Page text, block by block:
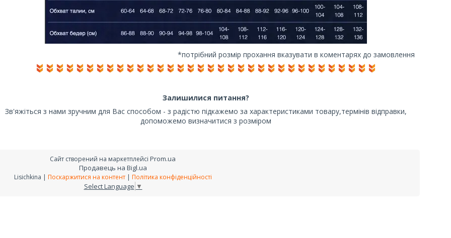
*потрібний розмір прохання вказувати в коментарях до замовлення
Залишилися питання?
Зв'яжіться з нами зручним для Вас способом - з радістю підкажемо за характеристиками товару,термінів відправки,
допоможемо визначитися з розміром
Сайт створений на маркетплейсі Prom.ua
Продавець на Bigl.ua
Lisichkina | Поскаржитися на контент | Політика конфіденційності
Select Language ▼